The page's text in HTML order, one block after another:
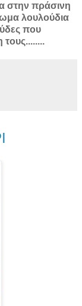
στην πράσινη
λουλούδια
που
τους........